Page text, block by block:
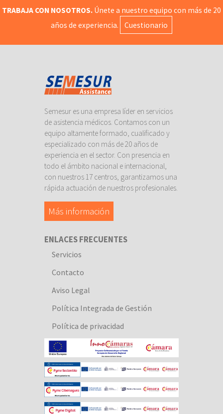
TRABAJA CON NOSOTROS. Únete a nuestro equipo con más de 20
años de experiencia.
Cuestionario
Semesur es una empresa líder en servicios
de asistencia médicos. Contamos con un
equipo altamente formado, cualificado y
especializado con más de 20 años de
experiencia en el sector. Con presencia en
todo el ámbito nacional e internacional,
con nuestros 17 centros, garantizamos una
rápida actuación de nuestros profesionales.
Más información
ENLACES FRECUENTES
Servicios
Contacto
Aviso Legal
Política Integrada de Gestión
Política de privacidad